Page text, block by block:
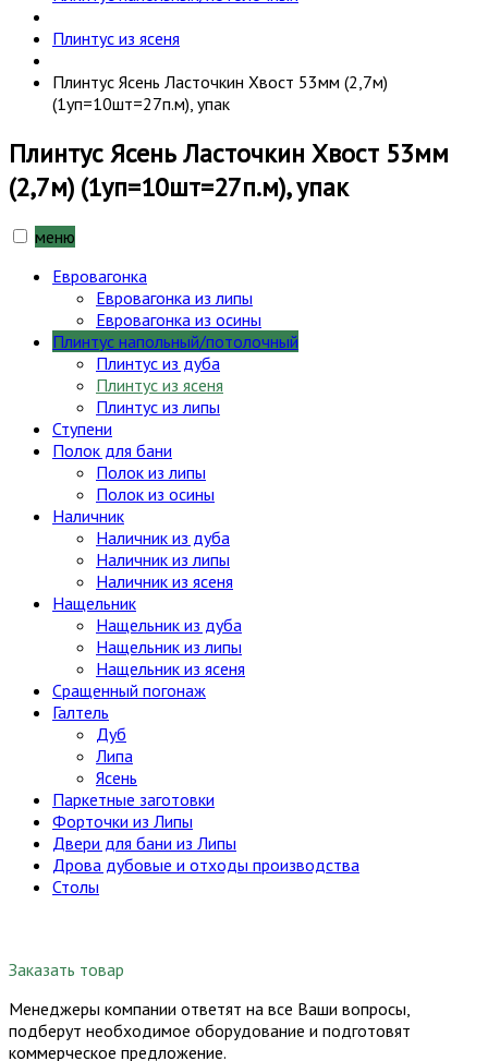
Плинтус из ясеня
Плинтус Ясень Ласточкин Хвост 53мм (2,7м)
(1уп=10шт=27п.м), упак
Плинтус Ясень Ласточкин Хвост 53мм
(2,7м) (1уп=10шт=27п.м), упак
меню
Евровагонка
Евровагонка из липы
Евровагонка из осины
Плинтус напольный/потолочный
Плинтус из дуба
Плинтус из ясеня
Плинтус из липы
Ступени
Полок для бани
Полок из липы
Полок из осины
Наличник
Наличник из дуба
Наличник из липы
Наличник из ясеня
Нащельник
Нащельник из дуба
Нащельник из липы
Нащельник из ясеня
Сращенный погонаж
Галтель
Дуб
Липа
Ясень
Паркетные заготовки
Форточки из Липы
Двери для бани из Липы
Дрова дубовые и отходы производства
Столы
Заказать товар
Менеджеры компании ответят на все Ваши вопросы,
подберут необходимое оборудование и подготовят
коммерческое предложение.